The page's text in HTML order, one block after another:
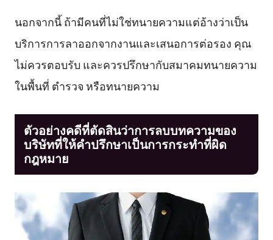
นอกจากนี้ ถ้ามีคนที่ไม่ใช่ทนายความแต่อ้างว่าเป็น
บริการการลาออกจากงานและเสนอการต่อรอง คุณ
ไม่ควรตอบรับ และควรปรึกษากับสมาคมทนายความ
ในพื้นที่ ตำรวจ หรือทนายความ
ตัวอย่างคดีที่ตัดสินว่าการลบบทความของ
บริษัทที่ให้คำปรึกษาเป็นการกระทำที่ผิด
กฎหมาย